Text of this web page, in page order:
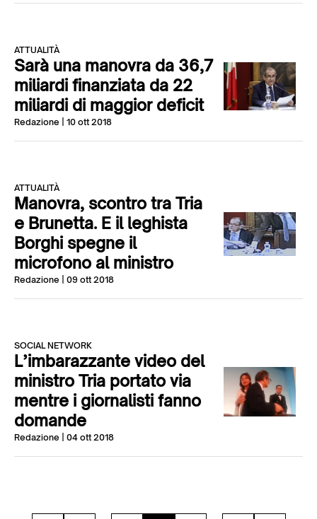
ATTUALITÀ
Sarà una manovra da 36,7
miliardi finanziata da 22
miliardi di maggior deficit
Redazione | 10 ott 2018
ATTUALITÀ
Manovra, scontro tra Tria
e Brunetta. E il leghista
Borghi spegne il
microfono al ministro
Redazione | 09 ott 2018
SOCIAL NETWORK
L’imbarazzante video del
ministro Tria portato via
mentre i giornalisti fanno
domande
Redazione | 04 ott 2018